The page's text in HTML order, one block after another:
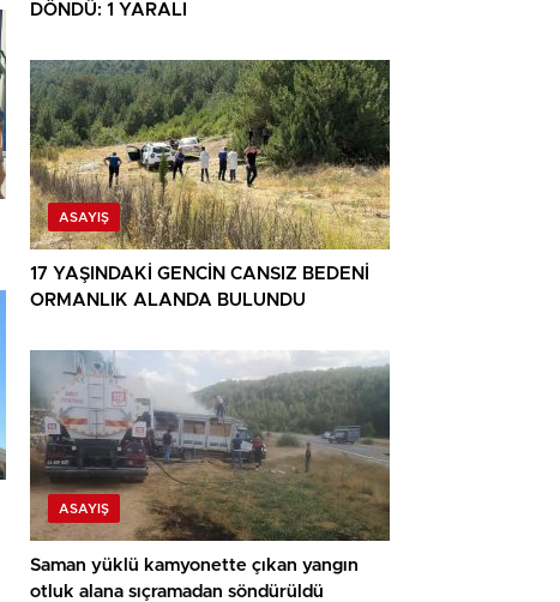
DÖNDÜ: 1 YARALI
ASAYIŞ
17 YAŞINDAKİ GENCİN CANSIZ BEDENİ
ORMANLIK ALANDA BULUNDU
ASAYIŞ
Saman yüklü kamyonette çıkan yangın
otluk alana sıçramadan söndürüldü